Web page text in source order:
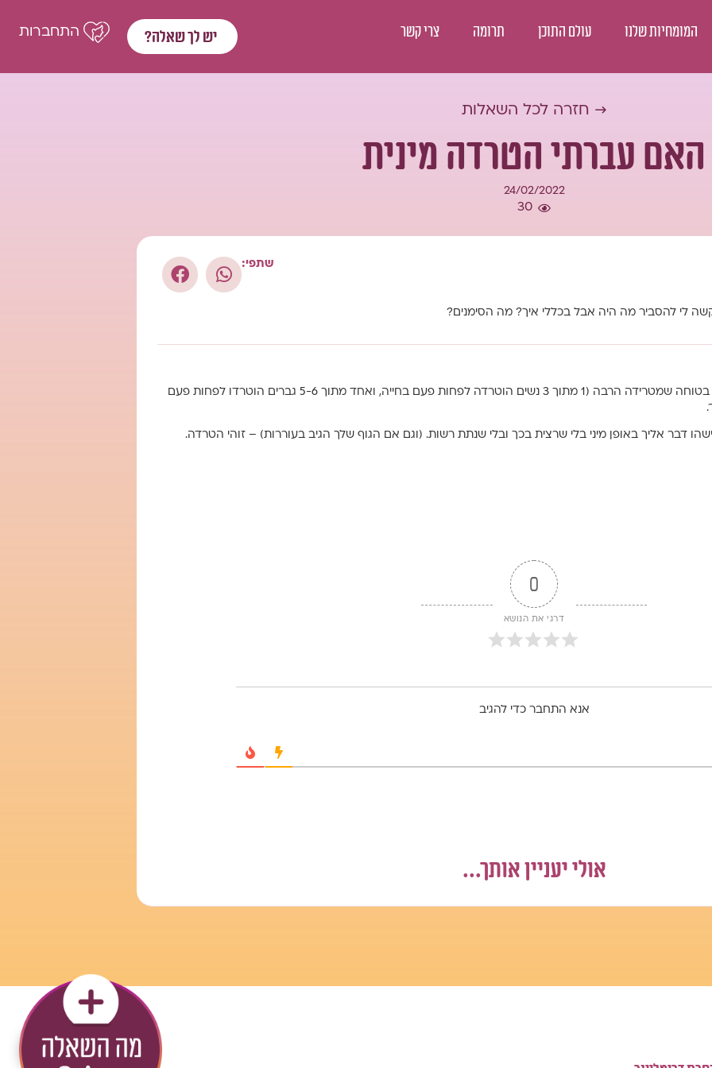
המומחיות שלנו עולם התוכן תרומה צרי קשר יש לך שאלה? התחברות
→ חזרה לכל השאלות
האם עברתי הטרדה מינית
24/02/2022
30
שתפי:
לי להסביר מה היה אבל בכללי איך? מה הסימנים?
תודה שפנית בשאלה כל כך חשובה, שאני בטוחה שמטרידה הרבה (1 מתוך 3 נשים הוטרדה לפחות פעם בחייה, ואחד מתוך 5-6 גברים הוטרדו לפחות פעם
דבר אליך באופן מיני בלי שרצית בכך ובלי שנתת רשות. (וגם אם הגוף שלך הגיב בעוררות) – זוהי הטרדה.
0
דרגי את הנושא
אנא התחבר כדי להגיב
אולי יעניין אותך...